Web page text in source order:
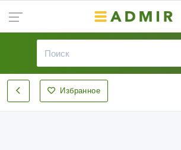
Избранное